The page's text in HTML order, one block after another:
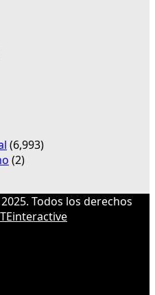
(6,993)
(2)
Todos los derechos